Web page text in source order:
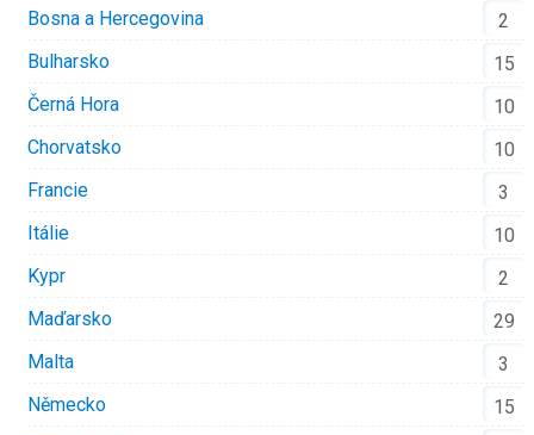
Bosna a Hercegovina
2
Bulharsko
15
Černá Hora
10
Chorvatsko
10
Francie
3
Itálie
10
Kypr
2
Maďarsko
29
Malta
3
Německo
15